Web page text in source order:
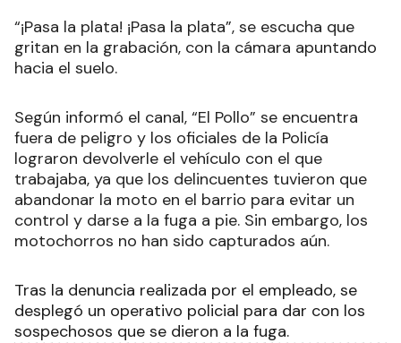
“¡Pasa la plata! ¡Pasa la plata”, se escucha que
gritan en la grabación, con la cámara apuntando
hacia el suelo.
Según informó el canal, “El Pollo” se encuentra
fuera de peligro y los oficiales de la Policía
lograron devolverle el vehículo con el que
trabajaba, ya que los delincuentes tuvieron que
abandonar la moto en el barrio para evitar un
control y darse a la fuga a pie. Sin embargo, los
motochorros no han sido capturados aún.
Tras la denuncia realizada por el empleado, se
desplegó un operativo policial para dar con los
sospechosos que se dieron a la fuga.